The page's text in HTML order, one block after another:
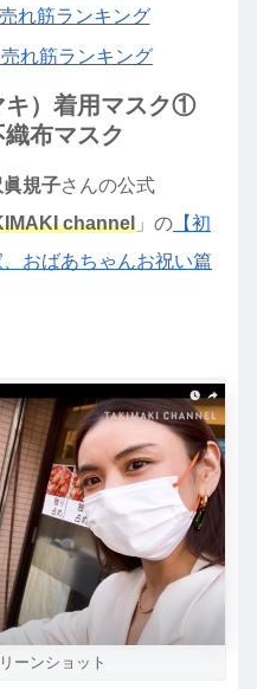
れ筋ランキング
れ筋ランキング
キ）着用マスク①
布マスク
規子さんの公式
channel 」の 【初
おばあちゃんお祝い篇
ーンショット